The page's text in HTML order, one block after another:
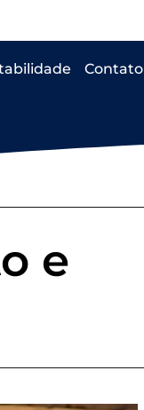
Contato
e